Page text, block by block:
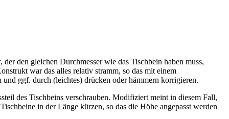
den gleichen Durchmesser wie das Tischbein haben muss,
war das alles relativ stramm, so das mit einem
ggf. durch (leichtes) drücken oder hämmern korrigieren.
des Tischbeins verschrauben. Modifiziert meint in diesem Fall,
in der Länge kürzen, so das die Höhe angepasst werden